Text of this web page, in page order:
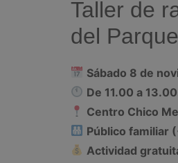
Taller de
del
Sábado 8 de
De 11.00 a
Centro Chico
Público familiar
Actividad